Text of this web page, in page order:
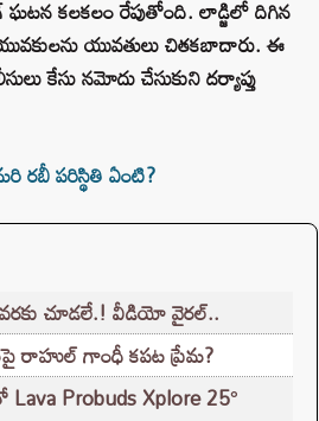
ఘటన కలకలం రేపుతోంది. లాడ్జిలో దిగిన
యువతులు చితకబాదారు. ఈ
కేసు నమోదు చేసుకుని దర్యాప్తు
రబీ పరిస్థితి ఏంటి?
చూడలే.! వీడియో వైరల్..
రాహుల్ గాంధీ కపట ప్రేమ?
Probuds Xplore 25°